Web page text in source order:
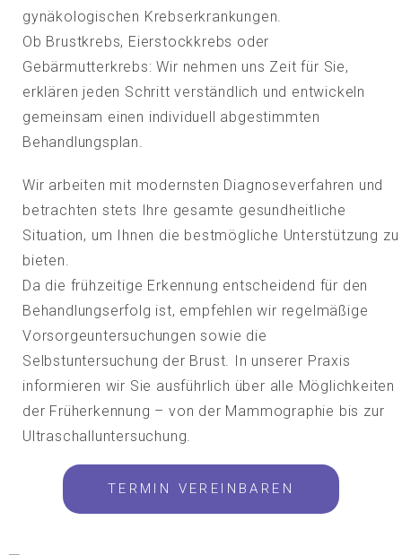
gynäkologischen Krebserkrankungen.
Ob Brustkrebs, Eierstockkrebs oder
Gebärmutterkrebs: Wir nehmen uns Zeit für Sie,
erklären jeden Schritt verständlich und entwickeln
gemeinsam einen individuell abgestimmten
Behandlungsplan.
Wir arbeiten mit modernsten Diagnoseverfahren und
betrachten stets Ihre gesamte gesundheitliche
Situation, um Ihnen die bestmögliche Unterstützung zu
bieten.
Da die frühzeitige Erkennung entscheidend für den
Behandlungserfolg ist, empfehlen wir regelmäßige
Vorsorgeuntersuchungen sowie die
Selbstuntersuchung der Brust. In unserer Praxis
informieren wir Sie ausführlich über alle Möglichkeiten
der Früherkennung – von der Mammographie bis zur
Ultraschalluntersuchung.
TERMIN VEREINBAREN